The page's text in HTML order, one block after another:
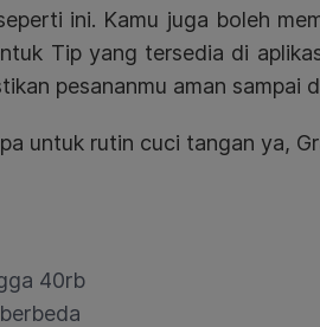
ini. Kamu juga boleh
Tip yang tersedia di
pesananmu aman sampai
untuk rutin cuci tangan ya,
40rb